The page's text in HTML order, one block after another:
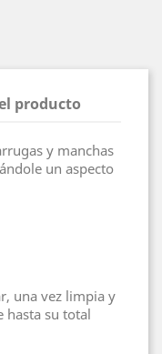
producto
y manchas
un aspecto
una vez limpia y
hasta su total